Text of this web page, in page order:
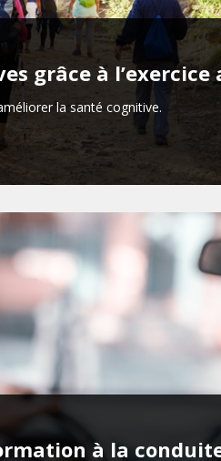
grâce à l’exercice
la santé cognitive.
à la